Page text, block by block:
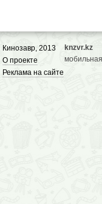
Кинозавр, 2013
О проекте
Реклама на сайте
knzvr.kz